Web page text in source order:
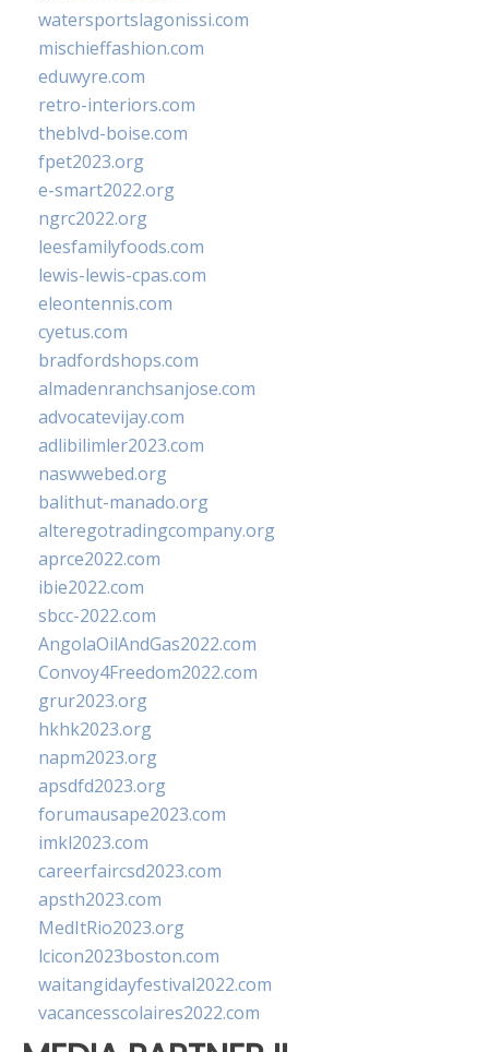
watersportslagonissi.com
mischieffashion.com
eduwyre.com
retro-interiors.com
theblvd-boise.com
fpet2023.org
e-smart2022.org
ngrc2022.org
leesfamilyfoods.com
lewis-lewis-cpas.com
eleontennis.com
cyetus.com
bradfordshops.com
almadenranchsanjose.com
advocatevijay.com
adlibilimler2023.com
naswwebed.org
balithut-manado.org
alteregotradingcompany.org
aprce2022.com
ibie2022.com
sbcc-2022.com
AngolaOilAndGas2022.com
Convoy4Freedom2022.com
grur2023.org
hkhk2023.org
napm2023.org
apsdfd2023.org
forumausape2023.com
imkl2023.com
careerfaircsd2023.com
apsth2023.com
MedItRio2023.org
lcicon2023boston.com
waitangidayfestival2022.com
vacancesscolaires2022.com